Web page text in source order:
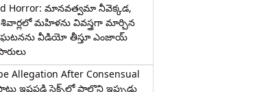
Horror: మానవత్వమా నీవెక్కడ,
మహిళను వివస్త్రగా మార్చిన
ఘటనను వీడియో తీస్తూ ఎంజాయ్
Allegation After Consensual
ఇష్టపడి సెక్స్‌లో పాల్గొని ఇప్పుడు